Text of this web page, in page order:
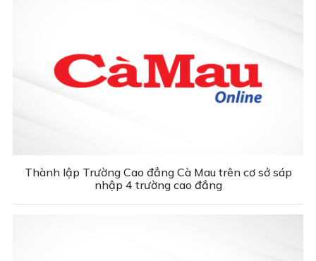
Thành lập Trường Cao đẳng Cà Mau trên cơ sở sáp
nhập 4 trường cao đẳng